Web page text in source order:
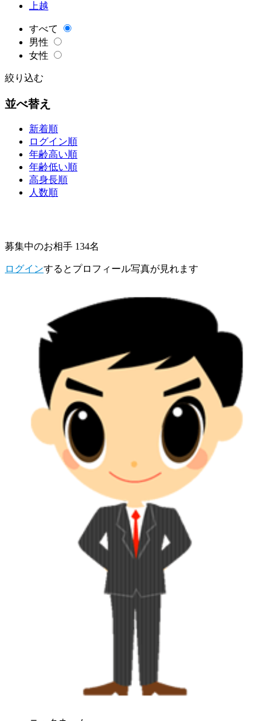
上越
すべて
男性
女性
絞り込む
並べ替え
新着順
ログイン順
年齢高い順
年齢低い順
高身長順
人数順
募集中のお相手 134名
ログインするとプロフィール写真が見れます